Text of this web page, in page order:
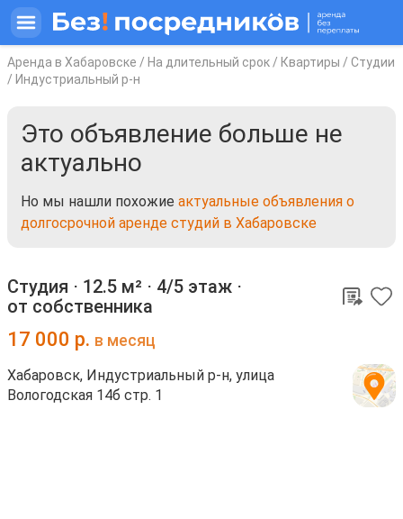
Аренда в Хабаровске / На длительный срок / Квартиры / Студии
/ Индустриальный р-н
Это объявление больше не
актуально
Но мы нашли похожие актуальные объявления о
долгосрочной аренде студий в Хабаровске
Студия ⋅ 12.5 м² ⋅ 4/5 этаж ⋅
от собственника
17 000 р. в месяц
Хабаровск, Индустриальный р-н, улица
Вологодская 14б стр. 1